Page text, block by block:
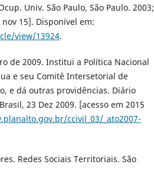
Univ. São Paulo, São Paulo. 2003;
15]. Disponível em:
view/13924.
de 2009. Institui a Política Nacional
e seu Comitê Intersetorial de
e dá outras providências. Diário
23 Dez 2009. [acesso em 2015
ccivil_03/_ato2007-
Redes Sociais Territoriais. São